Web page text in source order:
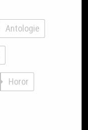
Antologie
Horor